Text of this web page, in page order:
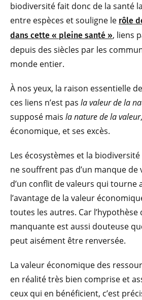
biodiversité fait donc de la santé
entre espèces et souligne le rôle
dans cette « pleine santé », liens
depuis des siècles par les
monde entier.
À nos yeux, la raison essentielle
ces liens n’est pas la valeur de la
supposé mais la nature de la valeur
économique, et ses excès.
Les écosystèmes et la
ne souffrent pas d’un manque
d’un conflit de valeurs qui tourne
l’avantage de la valeur
toutes les autres. Car l’hypothèse
manquante est aussi douteuse
peut aisément être renversée.
La valeur économique des
en réalité très bien comprise et
ceux qui en bénéficient, c’est